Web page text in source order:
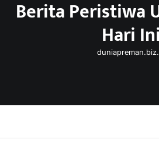
SkipBerita Peristiwa
Hari Ini